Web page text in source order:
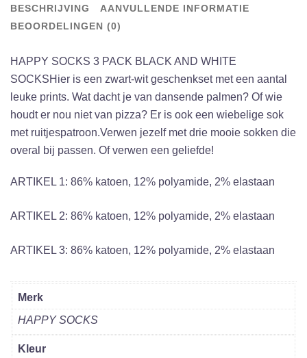
BESCHRIJVING
AANVULLENDE INFORMATIE
BEOORDELINGEN (0)
HAPPY SOCKS 3 PACK BLACK AND WHITE
SOCKSHier is een zwart-wit geschenkset met een aantal
leuke prints. Wat dacht je van dansende palmen? Of wie
houdt er nou niet van pizza? Er is ook een wiebelige sok
met ruitjespatroon.Verwen jezelf met drie mooie sokken die
overal bij passen. Of verwen een geliefde!
ARTIKEL 1: 86% katoen, 12% polyamide, 2% elastaan
ARTIKEL 2: 86% katoen, 12% polyamide, 2% elastaan
ARTIKEL 3: 86% katoen, 12% polyamide, 2% elastaan
Merk
HAPPY SOCKS
Kleur